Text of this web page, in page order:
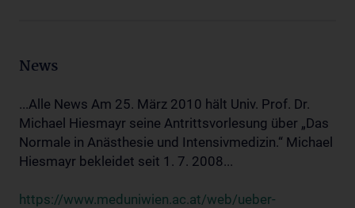
News
...Alle News Am 25. März 2010 hält Univ. Prof. Dr.
Michael Hiesmayr seine Antrittsvorlesung über „Das
Normale in Anästhesie und Intensivmedizin.“ Michael
Hiesmayr bekleidet seit 1. 7. 2008...
https://www.meduniwien.ac.at/web/ueber-